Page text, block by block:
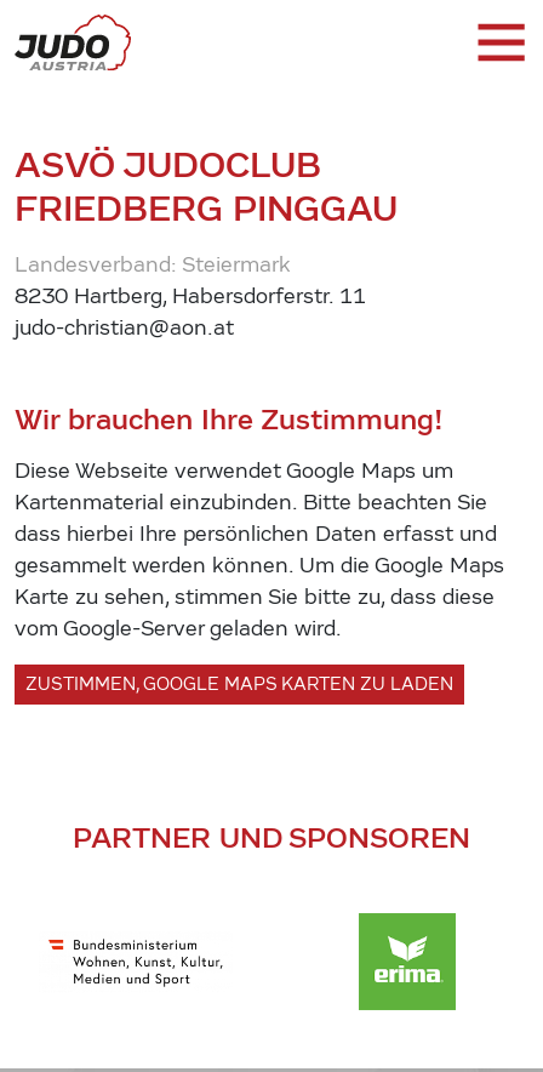
ASVÖ JUDOCLUB
FRIEDBERG PINGGAU
Landesverband: Steiermark
8230 Hartberg, Habersdorferstr. 11
judo-christian@aon.at
Wir brauchen Ihre Zustimmung!
Diese Webseite verwendet Google Maps um
Kartenmaterial einzubinden. Bitte beachten Sie
dass hierbei Ihre persönlichen Daten erfasst und
gesammelt werden können. Um die Google Maps
Karte zu sehen, stimmen Sie bitte zu, dass diese
vom Google-Server geladen wird.
ZUSTIMMEN, GOOGLE MAPS KARTEN ZU LADEN
PARTNER UND SPONSOREN